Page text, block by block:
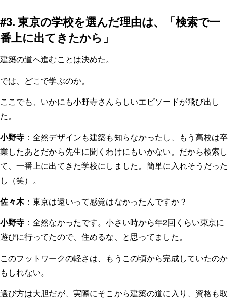
#3. 東京の学校を選んだ理由は、「検索で一
番上に出てきたから」
建築の道へ進むことは決めた。
では、どこで学ぶのか。
ここでも、いかにも小野寺さんらしいエピソードが飛び出し
た。
小野寺 ：全然デザインも建築も知らなかったし、もう高校は卒
業したあとだから先生に聞くわけにもいかない。だから検索し
て、一番上に出てきた学校にしました。簡単に入れそうだった
し（笑）。
佐々木：東京は遠いって感覚はなかったんですか？
小野寺 ：全然なかったです。小さい時から年2回くらい東京に
遊びに行ってたので、住めるな、と思ってました。
このフットワークの軽さは、もうこの頃から完成していたのか
もしれない。
選び方は大胆だが、実際にそこから建築の道に入り、資格も取